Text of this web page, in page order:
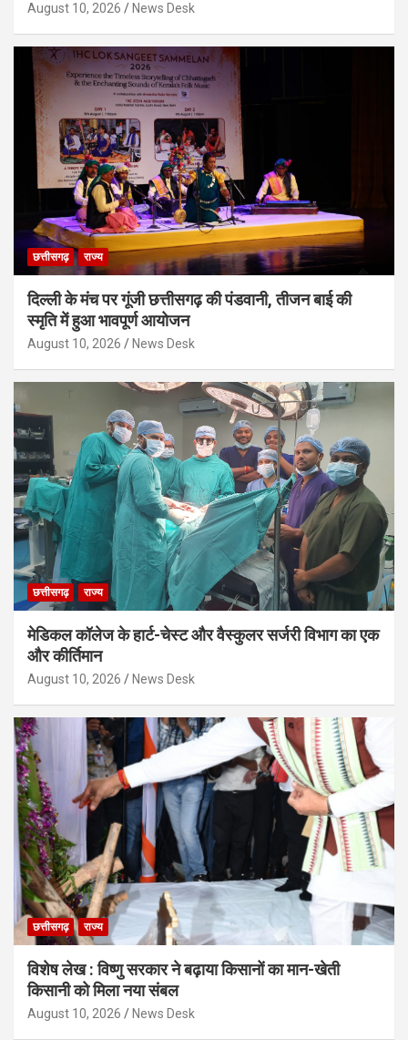
August 10, 2026 News Desk
छत्तीसगढ़ राज्य
दिल्ली के मंच पर गूंजी छत्तीसगढ़ की पंडवानी, तीजन बाई की
स्मृति में हुआ भावपूर्ण आयोजन
August 10, 2026 News Desk
छत्तीसगढ़ राज्य
मेडिकल कॉलेज के हार्ट-चेस्ट और वैस्कुलर सर्जरी विभाग का एक
और कीर्तिमान
August 10, 2026 News Desk
छत्तीसगढ़ राज्य
विशेष लेख : विष्णु सरकार ने बढ़ाया किसानों का मान-खेती
किसानी को मिला नया संबल
August 10, 2026 News Desk